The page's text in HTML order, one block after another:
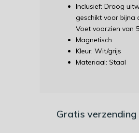
Inclusief: Droog
geschikt voor bijna
Voet voorzien van
Magnetisch
Kleur: Wit/grijs
Materiaal: Staal
Gratis